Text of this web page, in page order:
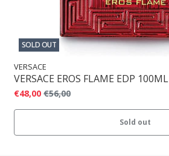
SOLD OUT
VERSACE
VERSACE EROS FLAME EDP 100ML
€48,00 €56,00
Sold out